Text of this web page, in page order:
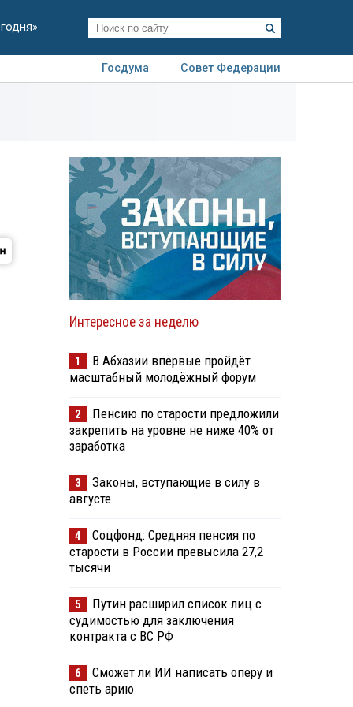
Госдума
Совет Федерации
Интересное за неделю
1
В Абхазии впервые пройдёт
масштабный молодёжный форум
2
Пенсию по старости предложили
закрепить на уровне не ниже 40% от
заработка
3
Законы, вступающие в силу в
августе
4
Соцфонд: Средняя пенсия по
старости в России превысила 27,2
тысячи
5
Путин расширил список лиц с
судимостью для заключения
контракта с ВС РФ
6
Сможет ли ИИ написать оперу и
спеть арию